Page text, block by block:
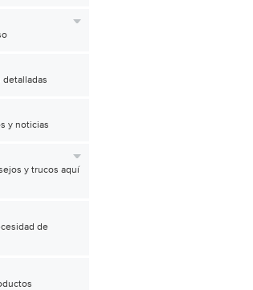
detalladas
y noticias
y trucos aquí
de